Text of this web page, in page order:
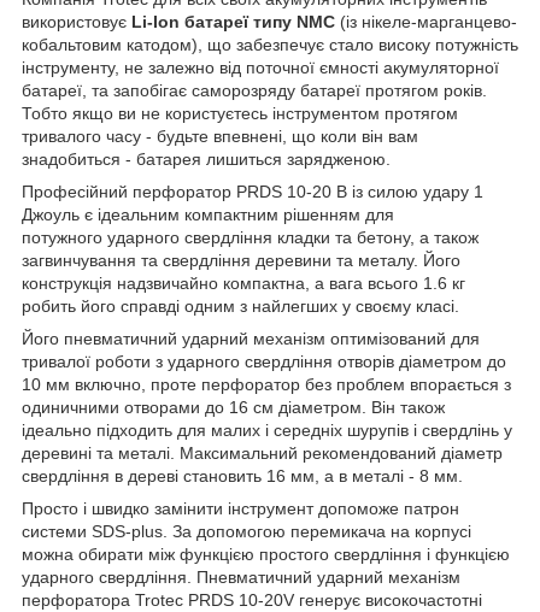
використовує Li-Ion батареї типу NMC (із нікеле-марганцево-
кобальтовим катодом), що забезпечує стало високу потужність
інструменту, не залежно від поточної ємності акумуляторної
батареї, та запобігає саморозряду батареї протягом років.
Тобто якщо ви не користуєтесь інструментом протягом
тривалого часу - будьте впевнені, що коли він вам
знадобиться - батарея лишиться зарядженою.
Професійний перфоратор PRDS 10-20 В із силою удару 1
Джоуль є ідеальним компактним рішенням для
потужного ударного свердління кладки та бетону, а також
загвинчування та свердління деревини та металу. Його
конструкція надзвичайно компактна, а вага всього 1.6 кг
робить його справді одним з найлегших у своєму класі.
Його пневматичний ударний механізм оптимізований для
тривалої роботи з ударного свердління отворів діаметром до
10 мм включно, проте перфоратор без проблем впорається з
одиничними отворами до 16 см діаметром. Він також
ідеально підходить для малих і середніх шурупів і свердлінь у
деревині та металі. Максимальний рекомендований діаметр
свердління в дереві становить 16 мм, а в металі - 8 мм.
Просто і швидко замінити інструмент допоможе патрон
системи SDS-plus. За допомогою перемикача на корпусі
можна обирати між функцією простого свердління і функцією
ударного свердління. Пневматичний ударний механізм
перфоратора Trotec PRDS 10-20V генерує високочастотні